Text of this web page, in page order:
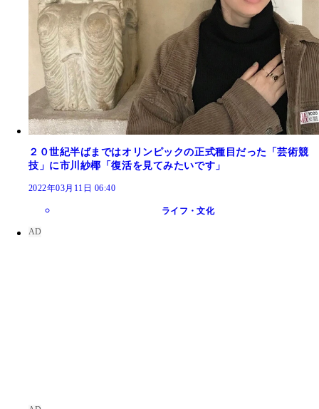
２０世紀半ばまではオリンピックの正式種目だった「芸術競
技」に市川紗椰「復活を見てみたいです」
2022年03月11日 06:40
ライフ・文化